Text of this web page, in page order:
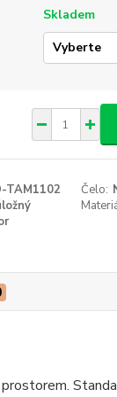
Skladem
TAM1102 Čelo: